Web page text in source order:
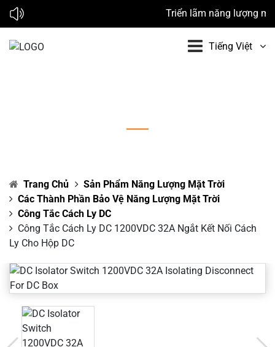
Triển lãm năng lượng
Tiếng Việt
Trang Chủ
Sản Phẩm Năng Lượng Mặt Trời
Các Thành Phần Bảo Vệ Năng Lượng Mặt Trời
Công Tắc Cách Ly DC
Công Tắc Cách Ly DC 1200VDC 32A Ngắt Kết Nối Cách
Ly Cho Hộp DC